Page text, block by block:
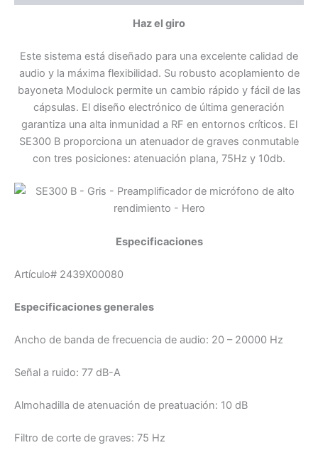
Haz el giro
Este sistema está diseñado para una excelente calidad de
audio y la máxima flexibilidad. Su robusto acoplamiento de
bayoneta Modulock permite un cambio rápido y fácil de las
cápsulas. El diseño electrónico de última generación
garantiza una alta inmunidad a RF en entornos críticos. El
SE300 B proporciona un atenuador de graves conmutable
con tres posiciones: atenuación plana, 75Hz y 10db.
Especificaciones
Artículo# 2439X00080
Especificaciones generales
Ancho de banda de frecuencia de audio: 20 – 20000 Hz
Señal a ruido: 77 dB-A
Almohadilla de atenuación de preatuación: 10 dB
Filtro de corte de graves: 75 Hz